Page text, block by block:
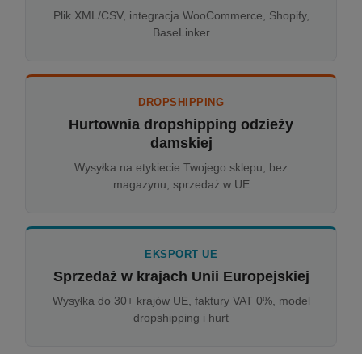
Plik XML/CSV, integracja WooCommerce, Shopify,
BaseLinker
DROPSHIPPING
Hurtownia dropshipping odzieży
damskiej
Wysyłka na etykiecie Twojego sklepu, bez
magazynu, sprzedaż w UE
EKSPORT UE
Sprzedaż w krajach Unii Europejskiej
Wysyłka do 30+ krajów UE, faktury VAT 0%, model
dropshipping i hurt